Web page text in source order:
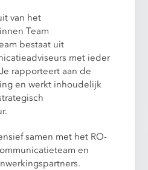
van het
Team
bestaat uit
met ieder
rapporteert aan de
en werkt inhoudelijk
samen met het RO-
en